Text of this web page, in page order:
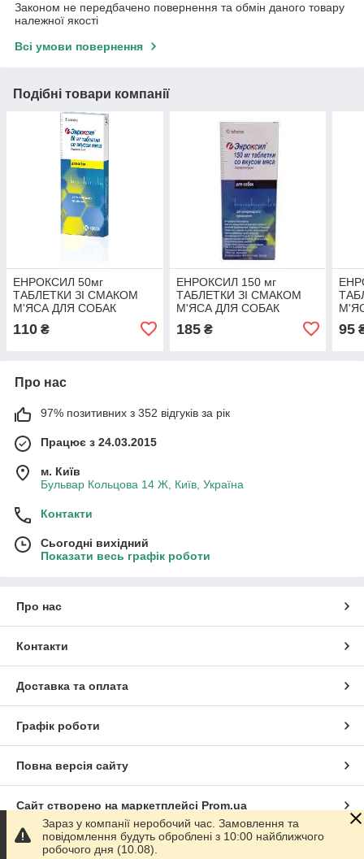
Законом не передбачено повернення та обмін даного товару
належної якості
Всі умови повернення
Подібні товари компанії
ЕНРОКСИЛ 50мг
ТАБЛЕТКИ ЗІ СМАКОМ
М'ЯСА ДЛЯ СОБАК
№10(ЕНРОФЛОКСАЦИН),
KPKA
110 ₴
ЕНРОКСИЛ 150 мг
ТАБЛЕТКИ ЗІ СМАКОМ
М'ЯСА ДЛЯ СОБАК
№10(ЕНРОФЛОКСАЦИН),
KPKA
185₴ 95
Про нас
97% позитивних з 352 відгуків за рік
Працює з 24.03.2015
м. Київ
Бульвар Кольцова 14 Ж, Київ, Україна
Контакти
Сьогодні вихідний
Показати весь графік роботи
Про нас
Контакти
Доставка та оплата
Графік роботи
Повна версія сайту
Сайт створено на маркетплейсі Prom.ua
Політика конфіденційності
Зараз у компанії неробочий час. Замовлення та
повідомлення будуть оброблені з 10:00 найближчого
робочого дня (10.08).